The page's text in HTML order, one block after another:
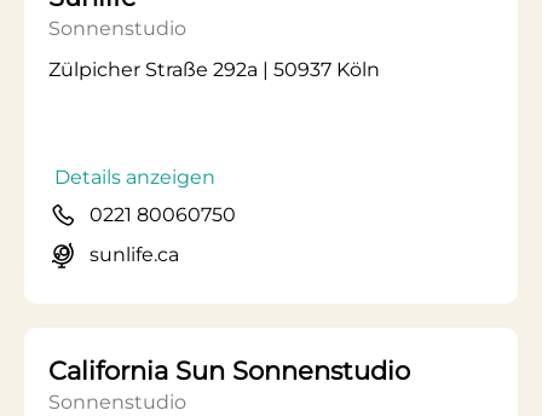
Sonnenstudio
Zülpicher Straße 292a | 50937 Köln
Details anzeigen
0221 80060750
sunlife.ca
California Sun Sonnenstudio
Sonnenstudio